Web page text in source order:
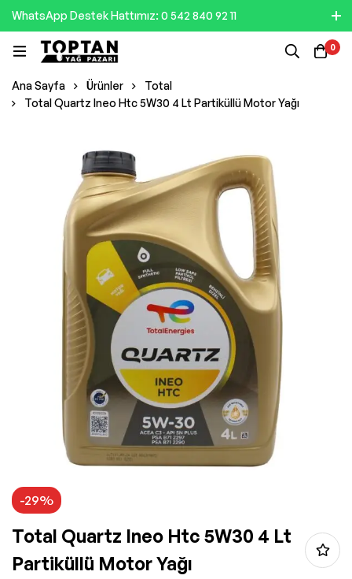
WhatsApp Destek Hattımız: 0 542 840 92 11
0
Ana Sayfa Ürünler
Total
Total Quartz Ineo Htc 5W30 4 Lt Partiküllü Motor Yağı
-29%
Total Quartz Ineo Htc 5W30 4 Lt
Partiküllü Motor Yağı